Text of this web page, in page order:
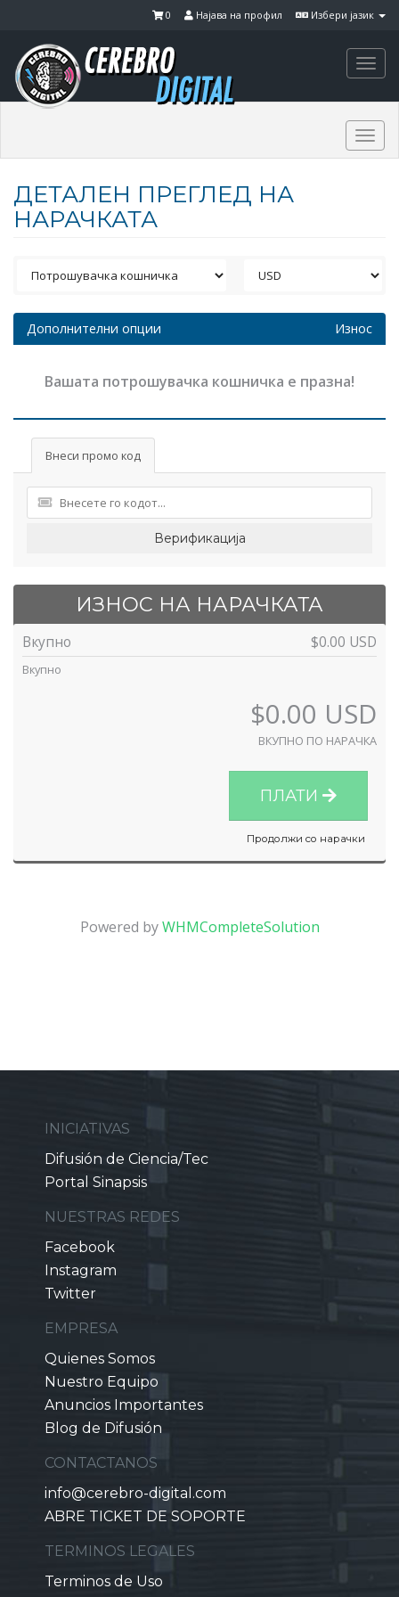
Избери јазик
Најава на профил
0
ДЕТАЛЕН ПРЕГЛЕД НА
НАРАЧКАТА
Дополнителни опции Износ
Вашата потрошувачка кошничка е празна!
Внеси промо код
Верификација
ИЗНОС НА НАРАЧКАТА
Вкупно $0.00 USD
Вкупно
$0.00 USD
ВКУПНО ПО НАРАЧКА
ПЛАТИ
Продолжи со нарачки
Powered byWHMCompleteSolution
INICIATIVAS
Difusión de Ciencia/Tec
Portal Sinapsis
NUESTRAS REDES
Facebook
Instagram
Twitter
EMPRESA
Quienes Somos
Nuestro Equipo
Anuncios Importantes
Blog de Difusión
CONTACTANOS
info@cerebro-digital.com
ABRE TICKET DE SOPORTE
TERMINOS LEGALES
Terminos de Uso